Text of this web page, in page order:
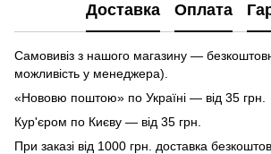
Доставка Оплата
Самовивіз з нашого магазину —
можливість у менеджера).
«Нововю поштою» по Україні — від 35 грн.
Кур'єром по Києву — від 35 грн.
При заказі від 1000 грн. доставка